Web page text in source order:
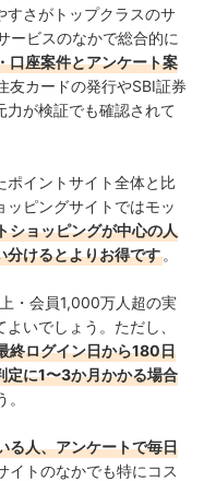
すさがトップクラスのサ
ービスのなかで総合的に
口座案件とアンケート案
友カードの発行やSBI証券
力が検証でも確認されて
ポイントサイト全体と比
ピングサイトではモッ
ショッピングが中心の人
分けるとよりお得です 。
・会員1,000万人超の実
いでしょう。ただし、
終ログイン日から180日
定に1〜3か月かかる場合
る人、アンケートで毎日
イトのなかでも特にコス